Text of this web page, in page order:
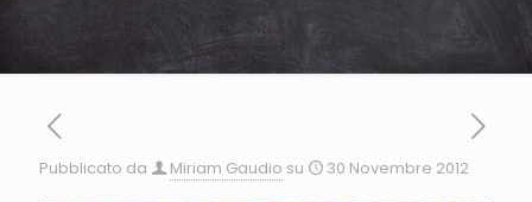
Pubblicato da Miriam Gaudio su 30 Novembre 2012